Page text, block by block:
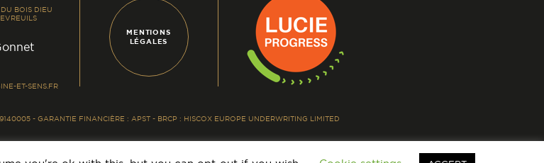
BOIS DIEU
-
ET-SENS.FR
MENTIONS
LÉGALES
- GARANTIE FINANCIÈRE : APST - BRCP : HISCOX EUROPE UNDERWRITING LIMITED